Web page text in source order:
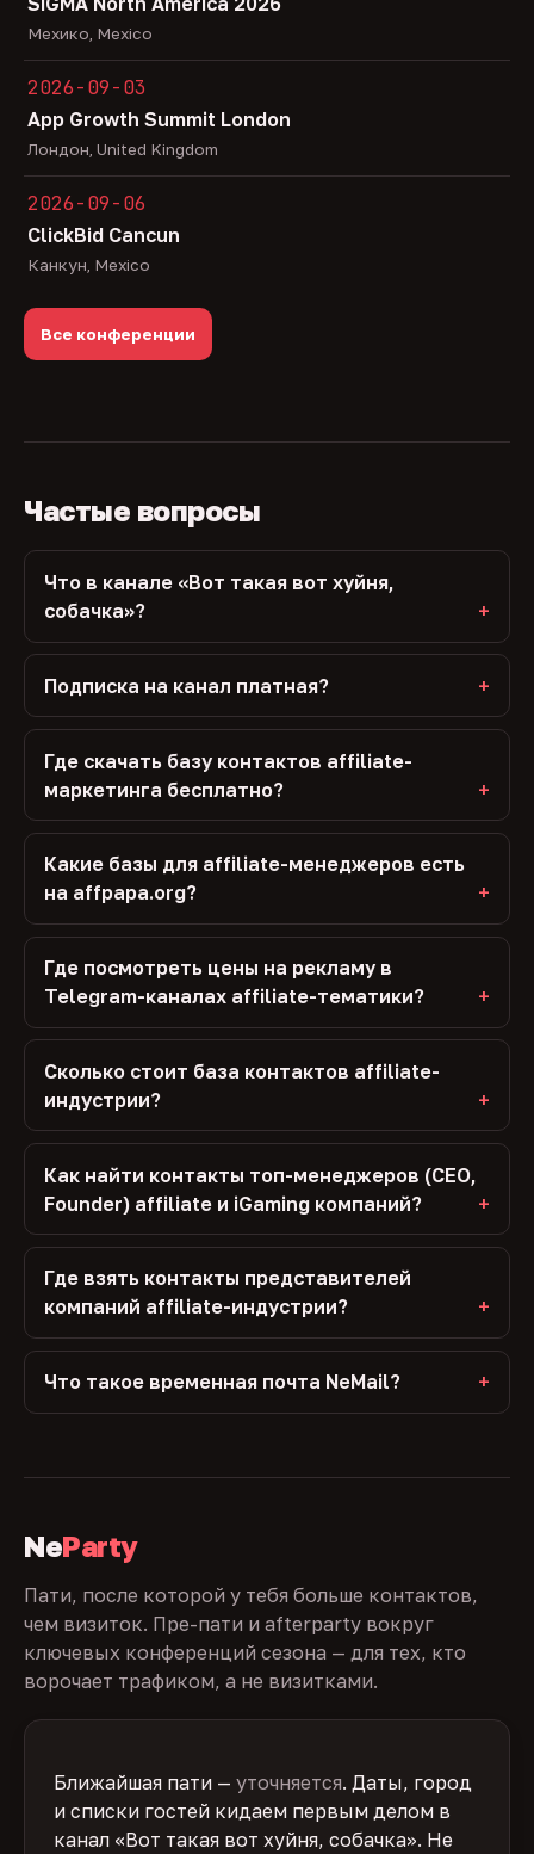
Мехико, Mexico
2026-09-03
App Growth Summit London
Лондон, United Kingdom
2026-09-06
ClickBid Cancun
Канкун, Mexico
Все конференции
Частые вопросы
Что в канале «Вот такая вот хуйня,
собачка»?
Подписка на канал платная?
Где скачать базу контактов affiliate-
маркетинга бесплатно?
Какие базы для affiliate-менеджеров есть
на affpapa.org?
Где посмотреть цены на рекламу в
Telegram-каналах affiliate-тематики?
Сколько стоит база контактов affiliate-
индустрии?
Как найти контакты топ-менеджеров (CEO,
Founder) affiliate и iGaming компаний?
Где взять контакты представителей
компаний affiliate-индустрии?
Что такое временная почта NeMail?
NeParty
Пати, после которой у тебя больше контактов,
чем визиток. Пре-пати и afterparty вокруг
ключевых конференций сезона — для тех, кто
ворочает трафиком, а не визитками.
Ближайшая пати — уточняется. Даты, город
и списки гостей кидаем первым делом в
канал «Вот такая вот хуйня, собачка». Не